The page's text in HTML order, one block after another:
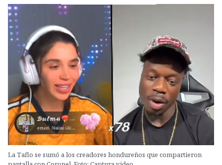
La Taflo se sumó a los creadores hondureños que compartieron